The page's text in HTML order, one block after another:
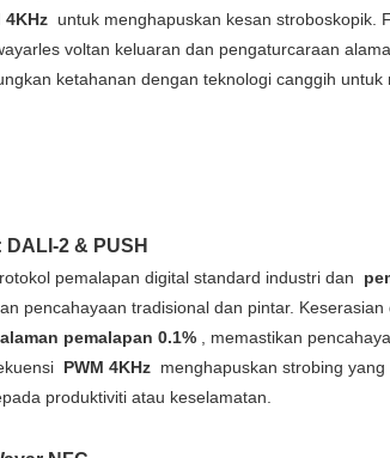
4KHz untuk menghapuskan kesan stroboskopik.
voltan keluaran dan pengaturcaraan
ketahanan dengan teknologi canggih
2 & PUSH
pemalapan digital standard industri dan
pencahayaan tradisional dan pintar.
pemalapan 0.1%
, memastikan
PWM 4KHz menghapuskan strobing
produktiviti atau keselamatan.